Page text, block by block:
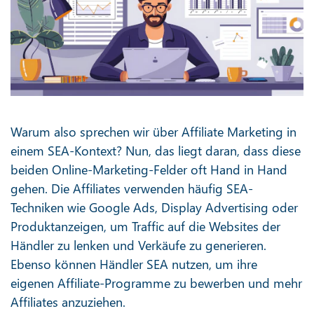
Warum also sprechen wir über Affiliate Marketing in
einem SEA-Kontext? Nun, das liegt daran, dass diese
beiden Online-Marketing-Felder oft Hand in Hand
gehen. Die Affiliates verwenden häufig SEA-
Techniken wie Google Ads, Display Advertising oder
Produktanzeigen, um Traffic auf die Websites der
Händler zu lenken und Verkäufe zu generieren.
Ebenso können Händler SEA nutzen, um ihre
eigenen Affiliate-Programme zu bewerben und mehr
Affiliates anzuziehen.